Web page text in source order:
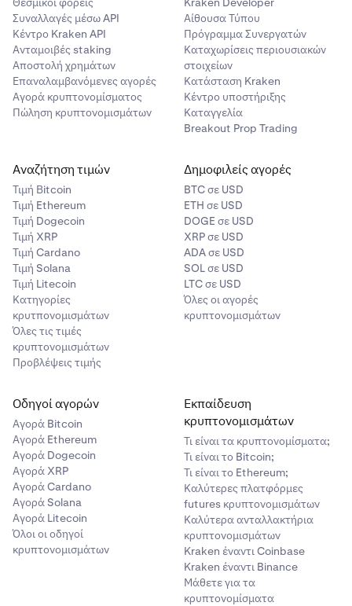
Συναλλαγές μέσω API
Κέντρο Kraken API
Ανταμοιβές staking
Αποστολή χρημάτων
Επαναλαμβανόμενες αγορές
Αγορά κρυπτονομίσματος
Πώληση κρυπτονομισμάτων
Αίθουσα Τύπου
Πρόγραμμα Συνεργατών
Καταχωρίσεις περιουσιακών
στοιχείων
Κατάσταση Kraken
Κέντρο υποστήριξης
Καταγγελία
Breakout Prop Trading
Αναζήτηση τιμών
Τιμή Βitcoin
Τιμή Ethereum
Τιμή Dogecoin
Τιμή XRP
Τιμή Cardano
Τιμή Solana
Τιμή Litecoin
Κατηγορίες
κρυτπονομισμάτων
Όλες τις τιμές
κρυπτονομισμάτων
Προβλέψεις τιμής
Δημοφιλείς αγορές
BTC σε USD
ETH σε USD
DOGE σε USD
XRP σε USD
ADA σε USD
SOL σε USD
LTC σε USD
Όλες οι αγορές
κρυπτονομισμάτων
Οδηγοί αγορών
Αγορά Bitcoin
Αγορά Ethereum
Αγορά Dogecoin
Αγορά XRP
Αγορά Cardano
Αγορά Solana
Αγορά Litecoin
Όλοι οι οδηγοί
κρυπτονομισμάτων
Εκπαίδευση
κρυπτονομισμάτων
Τι είναι τα κρυπτονομίσματα;
Τι είναι το Bitcoin;
Τι είναι το Ethereum;
Καλύτερες πλατφόρμες
futures κρυπτονομισμάτων
Καλύτερα ανταλλακτήρια
κρυπτονομισμάτων
Kraken έναντι Coinbase
Kraken έναντι Binance
Μάθετε για τα
κρυπτονομίσματα